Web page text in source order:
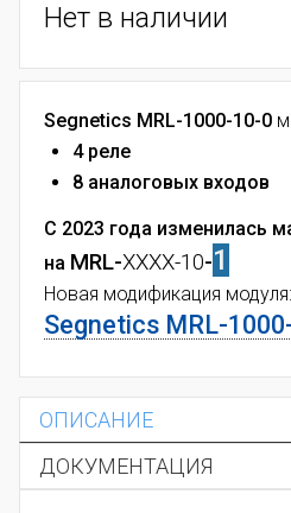
Нет в наличии
Segnetics MRL-1000-10-0
4 реле
8 аналоговых входов
С 2023 года изменилась
на MRL-XXXX-10-1
Новая модификация модуля:
Segnetics MRL-
ОПИСАНИЕ
ДОКУМЕНТАЦИЯ